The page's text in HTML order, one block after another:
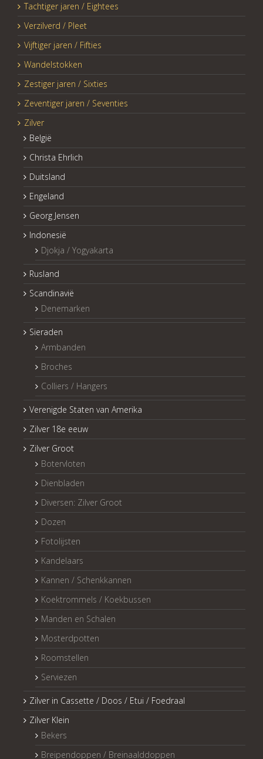
Tachtiger jaren / Eightees
Verzilverd / Pleet
Vijftiger jaren / Fifties
Wandelstokken
Zestiger jaren / Sixties
Zeventiger jaren / Seventies
Zilver
België
Christa Ehrlich
Duitsland
Engeland
Georg Jensen
Indonesië
Djokja / Yogyakarta
Rusland
Scandinavië
Denemarken
Sieraden
Armbanden
Broches
Colliers / Hangers
Verenigde Staten van Amerika
Zilver 18e eeuw
Zilver Groot
Botervloten
Dienbladen
Diversen: Zilver Groot
Dozen
Fotolijsten
Kandelaars
Kannen / Schenkkannen
Koektrommels / Koekbussen
Manden en Schalen
Mosterdpotten
Roomstellen
Serviezen
Zilver in Cassette / Doos / Etui / Foedraal
Zilver Klein
Bekers
Breipendoppen / Breinaalddoppen